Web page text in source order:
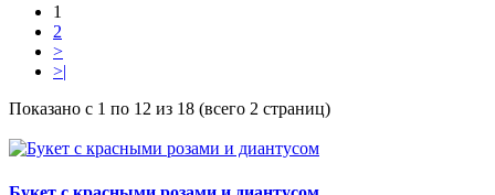
1
2
>
>|
Показано с 1 по 12 из 18 (всего 2 страниц)